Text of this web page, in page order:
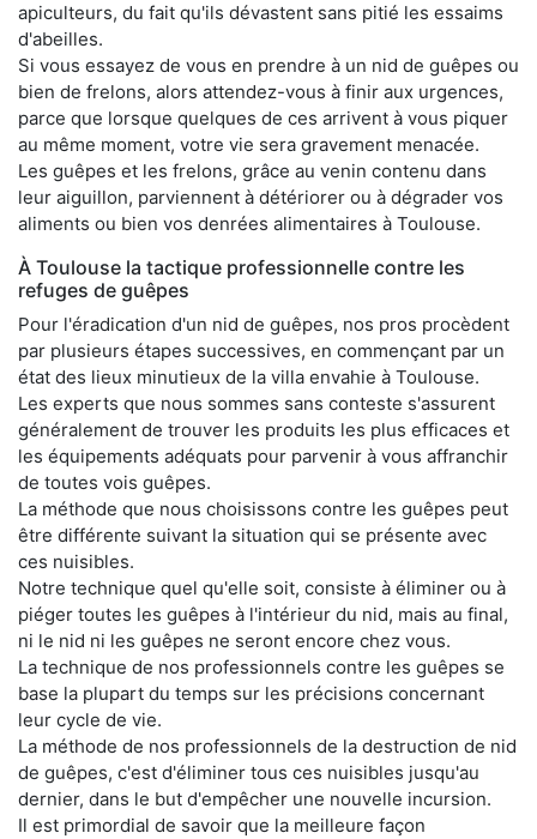
apiculteurs, du fait qu'ils dévastent sans pitié les essaims
d'abeilles.
Si vous essayez de vous en prendre à un nid de guêpes ou
bien de frelons, alors attendez-vous à finir aux urgences,
parce que lorsque quelques de ces arrivent à vous piquer
au même moment, votre vie sera gravement menacée.
Les guêpes et les frelons, grâce au venin contenu dans
leur aiguillon, parviennent à détériorer ou à dégrader vos
aliments ou bien vos denrées alimentaires à Toulouse.
À Toulouse la tactique professionnelle contre les
refuges de guêpes
Pour l'éradication d'un nid de guêpes, nos pros procèdent
par plusieurs étapes successives, en commençant par un
état des lieux minutieux de la villa envahie à Toulouse.
Les experts que nous sommes sans conteste s'assurent
généralement de trouver les produits les plus efficaces et
les équipements adéquats pour parvenir à vous affranchir
de toutes vois guêpes.
La méthode que nous choisissons contre les guêpes peut
être différente suivant la situation qui se présente avec
ces nuisibles.
Notre technique quel qu'elle soit, consiste à éliminer ou à
piéger toutes les guêpes à l'intérieur du nid, mais au final,
ni le nid ni les guêpes ne seront encore chez vous.
La technique de nos professionnels contre les guêpes se
base la plupart du temps sur les précisions concernant
leur cycle de vie.
La méthode de nos professionnels de la destruction de nid
de guêpes, c'est d'éliminer tous ces nuisibles jusqu'au
dernier, dans le but d'empêcher une nouvelle incursion.
Il est primordial de savoir que la meilleure façon